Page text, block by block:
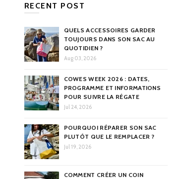
RECENT POST
QUELS ACCESSOIRES GARDER
TOUJOURS DANS SON SAC AU
QUOTIDIEN ?
Aug 03, 2026
COWES WEEK 2026 : DATES,
PROGRAMME ET INFORMATIONS
POUR SUIVRE LA RÉGATE
Jul 24, 2026
POURQUOI RÉPARER SON SAC
PLUTÔT QUE LE REMPLACER ?
Jul 19, 2026
COMMENT CRÉER UN COIN